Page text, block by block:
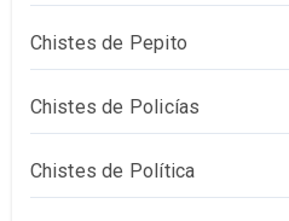
Chistes de Pepito
Chistes de Policías
Chistes de Política